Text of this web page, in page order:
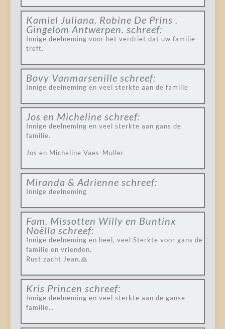
Kamiel Juliana. Robine De Prins .
Gingelom Antwerpen. schreef:
Innige deelneming voor het verdriet dat uw familie
treft.
Bovy Vanmarsenille schreef:
Innige deelneming en veel sterkte aan de familie
Jos en Micheline schreef:
Innige deelneming en veel sterkte aan gans de
familie.
Jos en Micheline Vaes-Muller
Miranda & Adrienne schreef:
Innige deelneming
Fam. Missotten Willy en Buntinx
Noëlla schreef:
Innige deelneming en heel, veel Sterkte voor gans de
familie en vrienden.
Rust zacht Jean.🙏
Kris Princen schreef:
Innige deelneming en veel sterkte aan de ganse
familie…